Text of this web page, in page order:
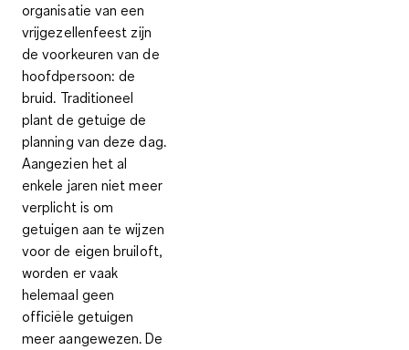
organisatie van een
vrijgezellenfeest zijn
de voorkeuren van de
hoofdpersoon: de
bruid. Traditioneel
plant de getuige de
planning van deze dag.
Aangezien het al
enkele jaren niet meer
verplicht is om
getuigen aan te wijzen
voor de eigen bruiloft,
worden er vaak
helemaal geen
officiële getuigen
meer aangewezen. De